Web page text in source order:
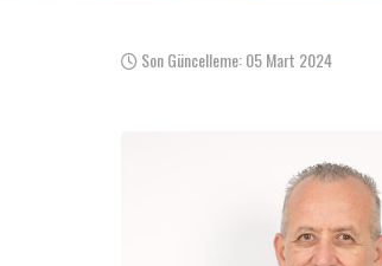
Son Güncelleme: 05 Mart 2024